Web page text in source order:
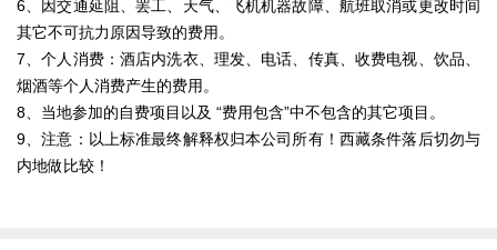
6、因交通延阻、罢工、天气、飞机机器故障、航班取消或更改时间
其它不可抗力原因导致的费用。
7、个人消费：酒店内洗衣、理发、电话、传真、收费电视、饮品、
烟酒等个人消费产生的费用。
8、当地参加的自费项目以及 “费用包含”中不包含的其它项目。
9、注意：以上标准最终解释权归本公司所有！西藏条件落后切勿与
内地做比较！